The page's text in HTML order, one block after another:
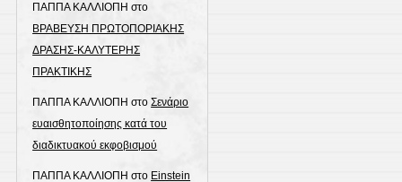
ΠΑΠΠΑ ΚΑΛΛΙΟΠΗ στο
ΒΡΑΒΕΥΣΗ ΠΡΩΤΟΠΟΡΙΑΚΗΣ
ΔΡΑΣΗΣ-ΚΑΛΥΤΕΡΗΣ
ΠΡΑΚΤΙΚΗΣ
ΠΑΠΠΑ ΚΑΛΛΙΟΠΗ στοΣενάριο
ευαισθητοποίησης κατά του
διαδικτυακού εκφοβισμού
ΠΑΠΠΑ ΚΑΛΛΙΟΠΗ στο Einstein